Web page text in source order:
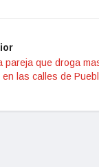
pareja que droga
las calles de